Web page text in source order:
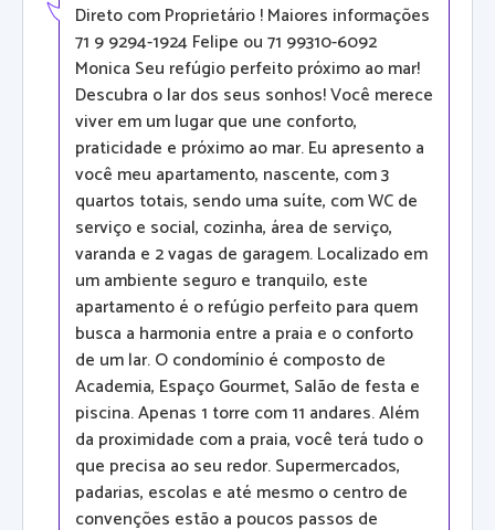
Direto com Proprietário ! Maiores informações
71 9 9294-1924 Felipe ou 71 99310-6092
Monica Seu refúgio perfeito próximo ao mar!
Descubra o lar dos seus sonhos! Você merece
viver em um lugar que une conforto,
praticidade e próximo ao mar. Eu apresento a
você meu apartamento, nascente, com 3
quartos totais, sendo uma suíte, com WC de
serviço e social, cozinha, área de serviço,
varanda e 2 vagas de garagem. Localizado em
um ambiente seguro e tranquilo, este
apartamento é o refúgio perfeito para quem
busca a harmonia entre a praia e o conforto
de um lar. O condomínio é composto de
Academia, Espaço Gourmet, Salão de festa e
piscina. Apenas 1 torre com 11 andares. Além
da proximidade com a praia, você terá tudo o
que precisa ao seu redor. Supermercados,
padarias, escolas e até mesmo o centro de
convenções estão a poucos passos de